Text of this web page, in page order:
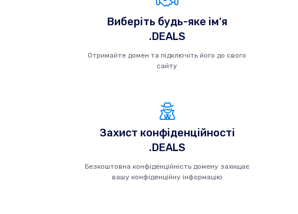
Виберіть будь-яке ім'я
.DEALS
Отримайте домен та підключіть його до свого
сайту
Захист конфіденційності
.DEALS
Безкоштовна конфіденційність домену захищає
вашу конфіденційну інформацію